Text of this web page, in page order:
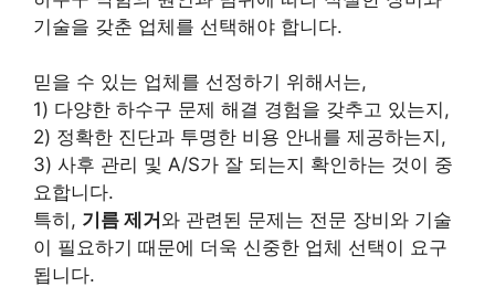
기술을 갖춘 업체를 선택해야 합니다.
믿을 수 있는 업체를 선정하기 위해서는,
1) 다양한 하수구 문제 해결 경험을 갖추고 있는지,
2) 정확한 진단과 투명한 비용 안내를 제공하는지,
3) 사후 관리 및 A/S가 잘 되는지 확인하는 것이 중
요합니다.
특히, 기름 제거 와 관련된 문제는 전문 장비와 기술
이 필요하기 때문에 더욱 신중한 업체 선택이 요구
됩니다.